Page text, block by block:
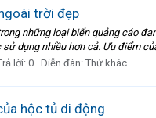
trời đẹp
những loại biển quảng cáo
dụng nhiều hơn cả. Ưu điểm
lời: 0 Diễn đàn: Thứ khác
hộc tủ di động